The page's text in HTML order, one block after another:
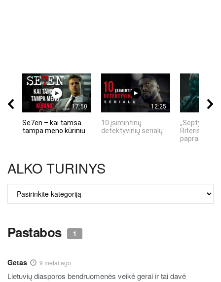
17:50
Se7en – kai tamsa
tampa meno kūriniu
12:25
10 įsimintinų
detektyvinių serialų
„Septynių
Riteris" – kai
ALKO TURINYS
ALKO
TURINYS
Pastabos 1
Getas 9 metai ago
Lietuvių diasporos bendruomenės veikė gerai ir tai davė